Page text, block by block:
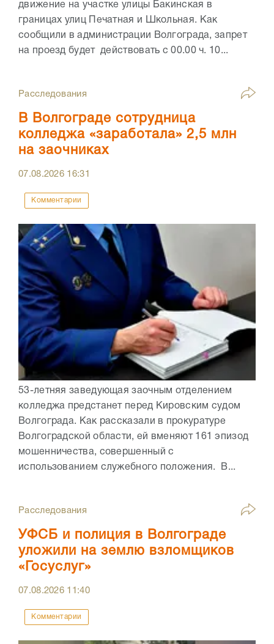
движение на участке улицы Бакинская в
границах улиц Печатная и Школьная. Как
сообщили в администрации Волгограда, запрет
на проезд будет действовать с 00.00 ч. 10...
Расследования
В Волгограде сотрудница
колледжа «заработала» 2,5 млн
на заочниках
07.08.2026 16:31
Комментарии
53-летняя заведующая заочным отделением
колледжа предстанет перед Кировским судом
Волгограда. Как рассказали в прокуратуре
Волгоградской области, ей вменяют 161 эпизод
мошенничества, совершенный с
использованием служебного положения. В...
Расследования
УФСБ и полиция в Волгограде
уложили на землю взломщиков
«Госуслуг»
07.08.2026 11:40
Комментарии